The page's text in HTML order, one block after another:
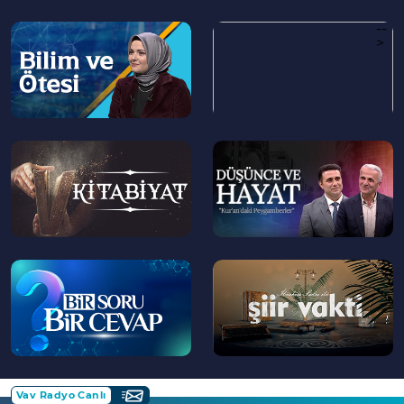
Temalar ve Konular Yer Alıyor?
--
--
>
--
>
--
>
--
>
Vav Radyo Canlı